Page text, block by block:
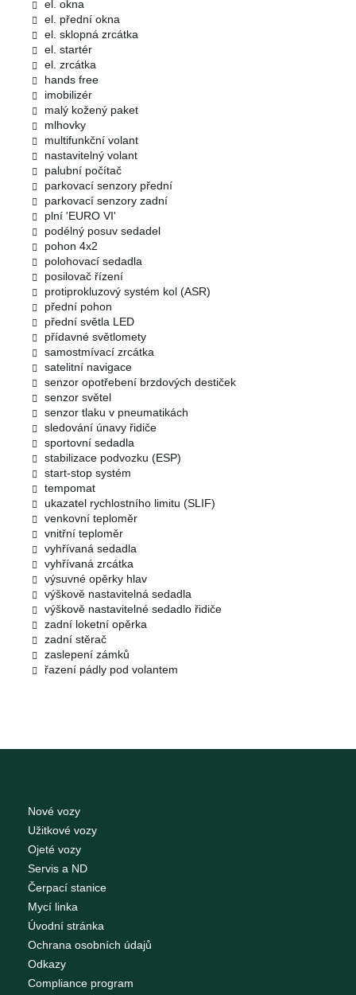
el. okna
el. přední okna
el. sklopná zrcátka
el. startér
el. zrcátka
hands free
imobilizér
malý kožený paket
mlhovky
multifunkční volant
nastavitelný volant
palubní počítač
parkovací senzory přední
parkovací senzory zadní
plní 'EURO VI'
podélný posuv sedadel
pohon 4x2
polohovací sedadla
posilovač řízení
protiprokluzový systém kol (ASR)
přední pohon
přední světla LED
přídavné světlomety
samostmívací zrcátka
satelitní navigace
senzor opotřebení brzdových destiček
senzor světel
senzor tlaku v pneumatikách
sledování únavy řidiče
sportovní sedadla
stabilizace podvozku (ESP)
start-stop systém
tempomat
ukazatel rychlostního limitu (SLIF)
venkovní teploměr
vnitřní teploměr
vyhřívaná sedadla
vyhřívaná zrcátka
výsuvné opěrky hlav
výškově nastavitelná sedadla
výškově nastavitelné sedadlo řidiče
zadní loketní opěrka
zadní stěrač
zaslepení zámků
řazení pádly pod volantem
Nové vozy
Užitkové vozy
Ojeté vozy
Servis a ND
Čerpací stanice
Mycí linka
Úvodní stránka
Ochrana osobních údajů
Odkazy
Compliance program